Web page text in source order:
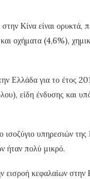
Κίνα είναι
οχήματα (4,6%),
Ελλάδα για το έτος
είδη ένδυσης και
υπηρεσιών της
ήταν πολύ μικρό.
κεφαλαίων στην